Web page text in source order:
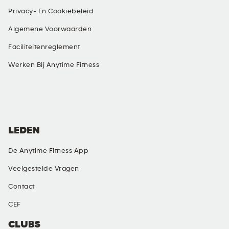
Privacy- En Cookiebeleid
Algemene Voorwaarden
Faciliteitenreglement
Werken Bij Anytime Fitness
CLUBS
LEDEN
De Anytime Fitness App
Veelgestelde Vragen
Contact
CEF